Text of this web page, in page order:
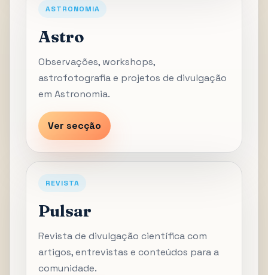
ASTRONOMIA
Astro
Observações, workshops,
astrofotografia e projetos de divulgação
em Astronomia.
Ver secção
REVISTA
Pulsar
Revista de divulgação científica com
artigos, entrevistas e conteúdos para a
comunidade.